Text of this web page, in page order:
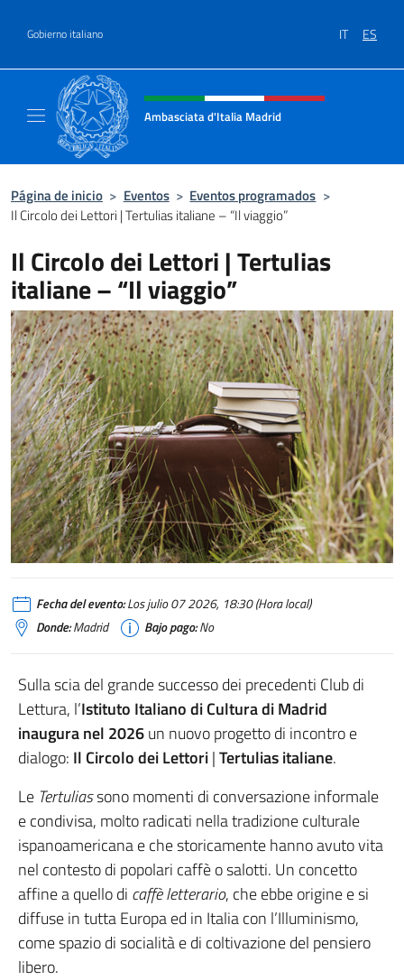
Gobierno italiano IT ES
Encabezado del sitio web,
Ambasciata d'Italia Madrid
Página de inicio > Eventos > Eventos programados >
Il Circolo dei Lettori | Tertulias italiane – “Il viaggio”
Il Circolo dei Lettori | Tertulias
italiane – “Il viaggio”
Fecha del evento:Los julio 07 2026, 18:30 (Hora local)
Donde:Madrid Bajo pago:No
Sulla scia del grande successo dei precedenti Club di
Lettura, l’Istituto Italiano di Cultura di Madrid
inaugura nel 2026un nuovo progetto di incontro e
dialogo: Il Circolo dei Lettori|Tertulias italiane.
Le Tertuliassono momenti di conversazione informale
e condivisa, molto radicati nella tradizione culturale
ispanoamericana e che storicamente hanno avuto vita
nel contesto di popolari caffè o salotti. Un concetto
affine a quello di caffè letterario, che ebbe origine e si
diffuse in tutta Europa ed in Italia con l’Illuminismo,
come spazio di socialità e di coltivazione del pensiero
libero.